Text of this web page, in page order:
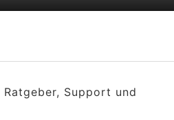
Support und